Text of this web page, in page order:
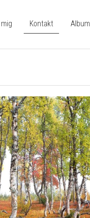
Album
Kontakt